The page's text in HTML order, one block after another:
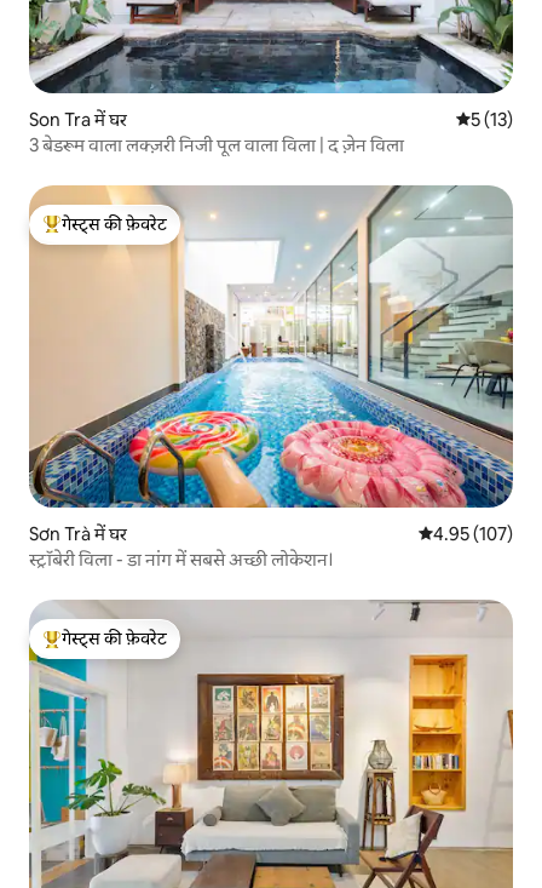
Son Tra में घर औसत रेटिंग
5 (13)
3 बेडरूम वाला लक्ज़री निजी पूल वाला विला | द ज़ेन विला
गेस्ट्स का टॉप फ़ेवरेट
गेस्ट्स की फ़ेवरेट
Sơn Trà में घर औसत रेटिंग 5 में से
4.95 (107)
स्ट्रॉबेरी विला - डा नांग में सबसे अच्छी लोकेशन।
गेस्ट्स का टॉप फ़ेवरेट
गेस्ट्स की फ़ेवरेट